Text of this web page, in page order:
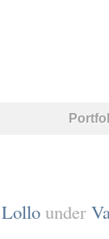
Lollo under